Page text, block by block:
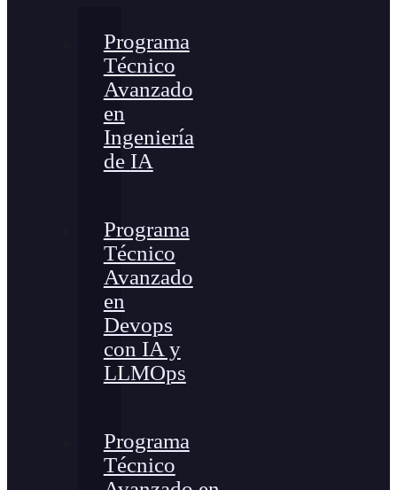
Programa
Técnico
Avanzado
en
Ingeniería
de IA
Programa
Técnico
Avanzado
en
Devops
con IA y
LLMOps
Programa
Técnico